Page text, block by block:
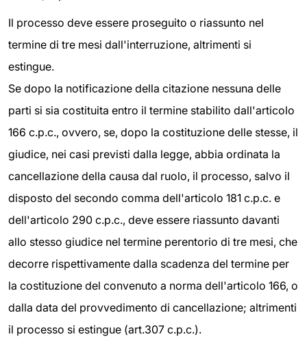
Il processo deve essere proseguito o riassunto nel
termine di tre mesi dall'interruzione, altrimenti si
estingue.
Se dopo la notificazione della citazione nessuna delle
parti si sia costituita entro il termine stabilito dall'articolo
166 c.p.c., ovvero, se, dopo la costituzione delle stesse, il
giudice, nei casi previsti dalla legge, abbia ordinata la
cancellazione della causa dal ruolo, il processo, salvo il
disposto del secondo comma dell'articolo 181 c.p.c. e
dell'articolo 290 c.p.c., deve essere riassunto davanti
allo stesso giudice nel termine perentorio di tre mesi, che
decorre rispettivamente dalla scadenza del termine per
la costituzione del convenuto a norma dell'articolo 166, o
dalla data del provvedimento di cancellazione; altrimenti
il processo si estingue (art.307 c.p.c.).